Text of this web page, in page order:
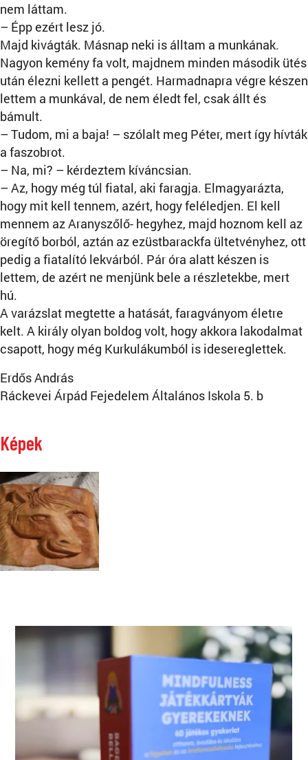
nem láttam.
– Épp ezért lesz jó.
Majd kivágták. Másnap neki is álltam a munkának.
Nagyon kemény fa volt, majdnem minden második ütés
után élezni kellett a pengét. Harmadnapra végre készen
lettem a munkával, de nem éledt fel, csak állt és
bámult.
– Tudom, mi a baja! – szólalt meg Péter, mert így hívták
a faszobrot.
– Na, mi? – kérdeztem kíváncsian.
– Az, hogy még túl fiatal, aki faragja. Elmagyarázta,
hogy mit kell tennem, azért, hogy feléledjen. El kell
mennem az Aranyszőlő- hegyhez, majd hoznom kell az
öregítő borból, aztán az ezüstbarackfa ültetvényhez, ott
pedig a fiatalító lekvárból. Pár óra alatt készen is
lettem, de azért ne menjünk bele a részletekbe, mert
hú.
A varázslat megtette a hatását, faragványom életre
kelt. A király olyan boldog volt, hogy akkora lakodalmat
csapott, hogy még Kurkulákumból is idesereglettek.
Erdős András
Ráckevei Árpád Fejedelem Általános Iskola 5. b
Képek